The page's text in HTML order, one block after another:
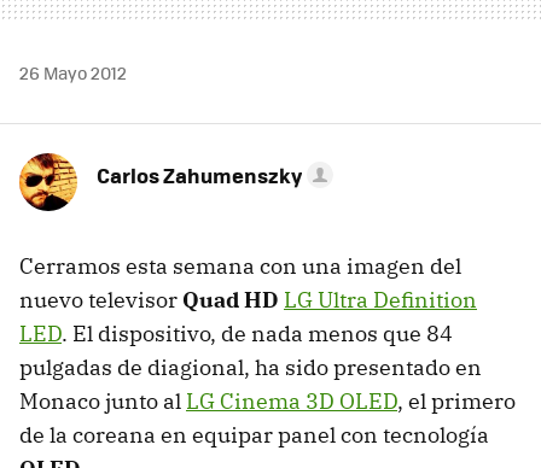
26 Mayo 2012
Carlos Zahumenszky
Cerramos esta semana con una imagen del
nuevo televisor Quad HD LG Ultra Definition
LED. El dispositivo, de nada menos que 84
pulgadas de diagional, ha sido presentado en
Monaco junto al LG Cinema 3D OLED, el primero
de la coreana en equipar panel con tecnología